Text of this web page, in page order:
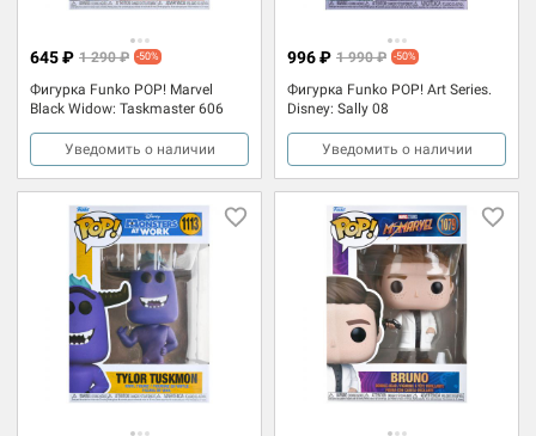
Фигурка Funko POP! Marvel
Black Widow: Taskmaster 606
645 ₽ 1 290 ₽ -50%
Уведомить о наличии
Фигурка Funko POP! Art Series.
Disney: Sally 08
996 ₽ 1 990 ₽ -50%
Уведомить о наличии